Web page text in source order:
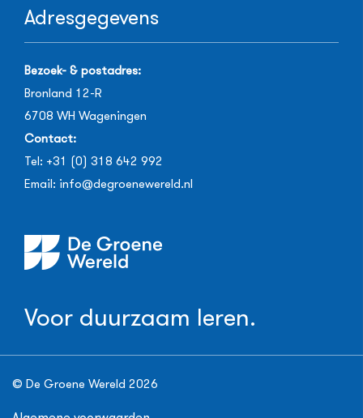
Adresgegevens
Bezoek- & postadres:
Bronland 12-R
6708 WH Wageningen
Contact:
Tel: +31 (0) 318 642 992
Email: info@degroenewereld.nl
Voor duurzaam leren.
© De Groene Wereld 2026